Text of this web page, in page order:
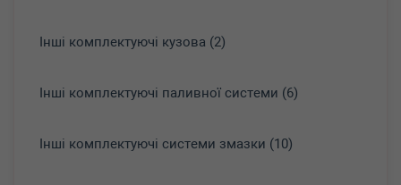
Інші комплектуючі кузова (2)
Інші комплектуючі паливної системи (6)
Інші комплектуючі системи змазки (10)